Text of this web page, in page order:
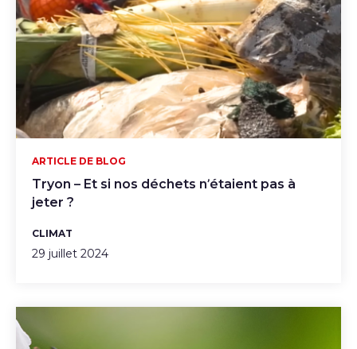
Tryon – Et si nos déchets n’étaient pas à
jeter ?
ARTICLE DE BLOG
CLIMAT
29 juillet 2024